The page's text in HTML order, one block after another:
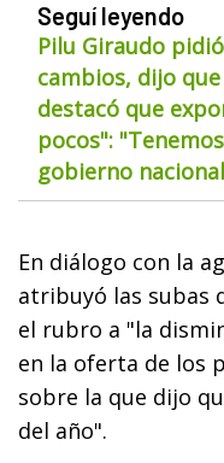
Seguí leyendo
Pilu Giraudo
cambios, dijo
destacó que
pocos":
gobierno
En diálogo con la
atribuyó las subas
el rubro a "la
en la oferta de los
sobre la que dijo
del año".